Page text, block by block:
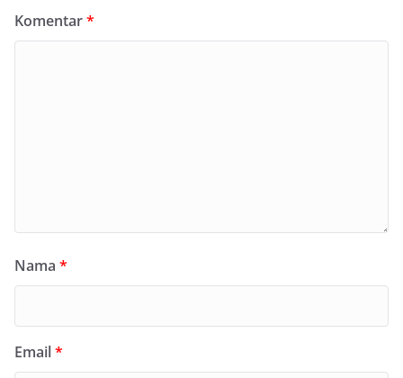
Komentar*
Nama *
Email*